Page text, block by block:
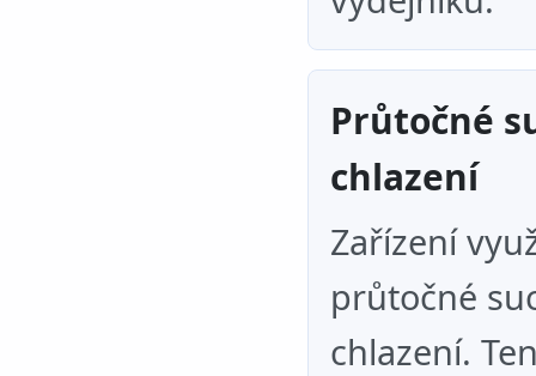
Průtočné
chlazení
Zařízení
průtočné
chlazení.